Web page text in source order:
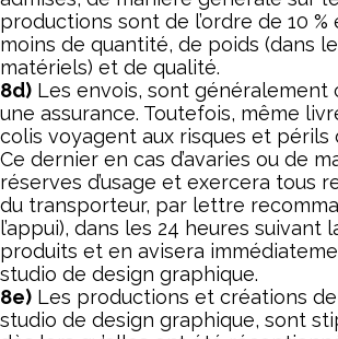
productions sont de l’ordre de 10 %
moins de quantité, de poids (dans
matériels) et de qualité.
8d) Les envois, sont généralement
une assurance. Toutefois, même
colis voyagent aux risques et périls
Ce dernier en cas d’avaries ou de
réserves d’usage et exercera tous
du transporteur, par lettre
l’appui), dans les 24 heures suivant
produits et en avisera
studio de design graphique.
8e) Les productions et créations
studio de design graphique, sont